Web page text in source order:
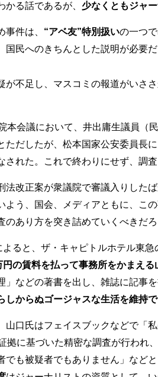
かる話であるが、 少なくともジャ
事件は、 “アベ友”特別扱いの一つ
国民へのきちんとした説明が必要だ
が不足し、マスコミの報道がいさ
本会議において、井出庸生議員（
ただしたが、松本国家公安委員長
された。これで終わりにせず、調
法改正案が衆議院で審議入りした
よう、国会、メディアともに、こ
のあり方を突き詰めていくべきだろ
ると、ザ・キャピトルホテル東
円の賃料を払って事務所をかまえる
」などの著書を出し、雑誌に記事
しからぬゴージャスな生活を維持
山口氏はフェイスブックなどで「
拠に基づいた精密な調査が行われ
でも被疑者でもありません」などと